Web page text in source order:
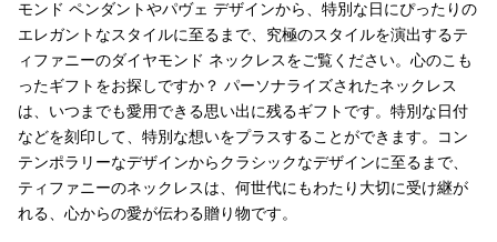
モンド ペンダントやパヴェ デザインから、特別な日にぴったりの
エレガントなスタイルに至るまで、究極のスタイルを演出するテ
ィファニーのダイヤモンド ネックレスをご覧ください。心のこも
ったギフトをお探しですか？ パーソナライズされたネックレス
は、いつまでも愛用できる思い出に残るギフトです。特別な日付
などを刻印して、特別な想いをプラスすることができます。コン
テンポラリーなデザインからクラシックなデザインに至るまで、
ティファニーのネックレスは、何世代にもわたり大切に受け継が
れる、心からの愛が伝わる贈り物です。